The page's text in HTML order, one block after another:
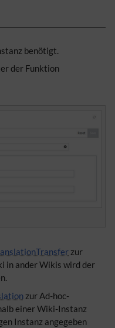
benötigt.
der Funktion
zur
in ander Wikis wird der
zur Ad-hoc-
einer Wiki-Instanz
Instanz angegeben